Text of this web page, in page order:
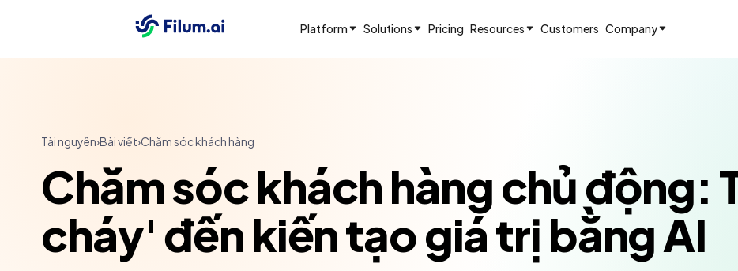
Platform Solutions Pricing Resources Customers Company
Tài nguyên›Bài viết›Chăm sóc khách hàng
Chăm sóc khách hàng chủ động:
cháy' đến kiến tạo giá trị bằng AI